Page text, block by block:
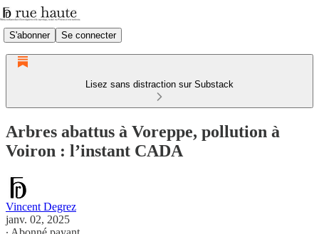
S'abonner Se connecter
Lisez sans distraction sur Substack
Arbres abattus à Voreppe, pollution à
Voiron : l’instant CADA
Vincent Degrez
janv. 02, 2025